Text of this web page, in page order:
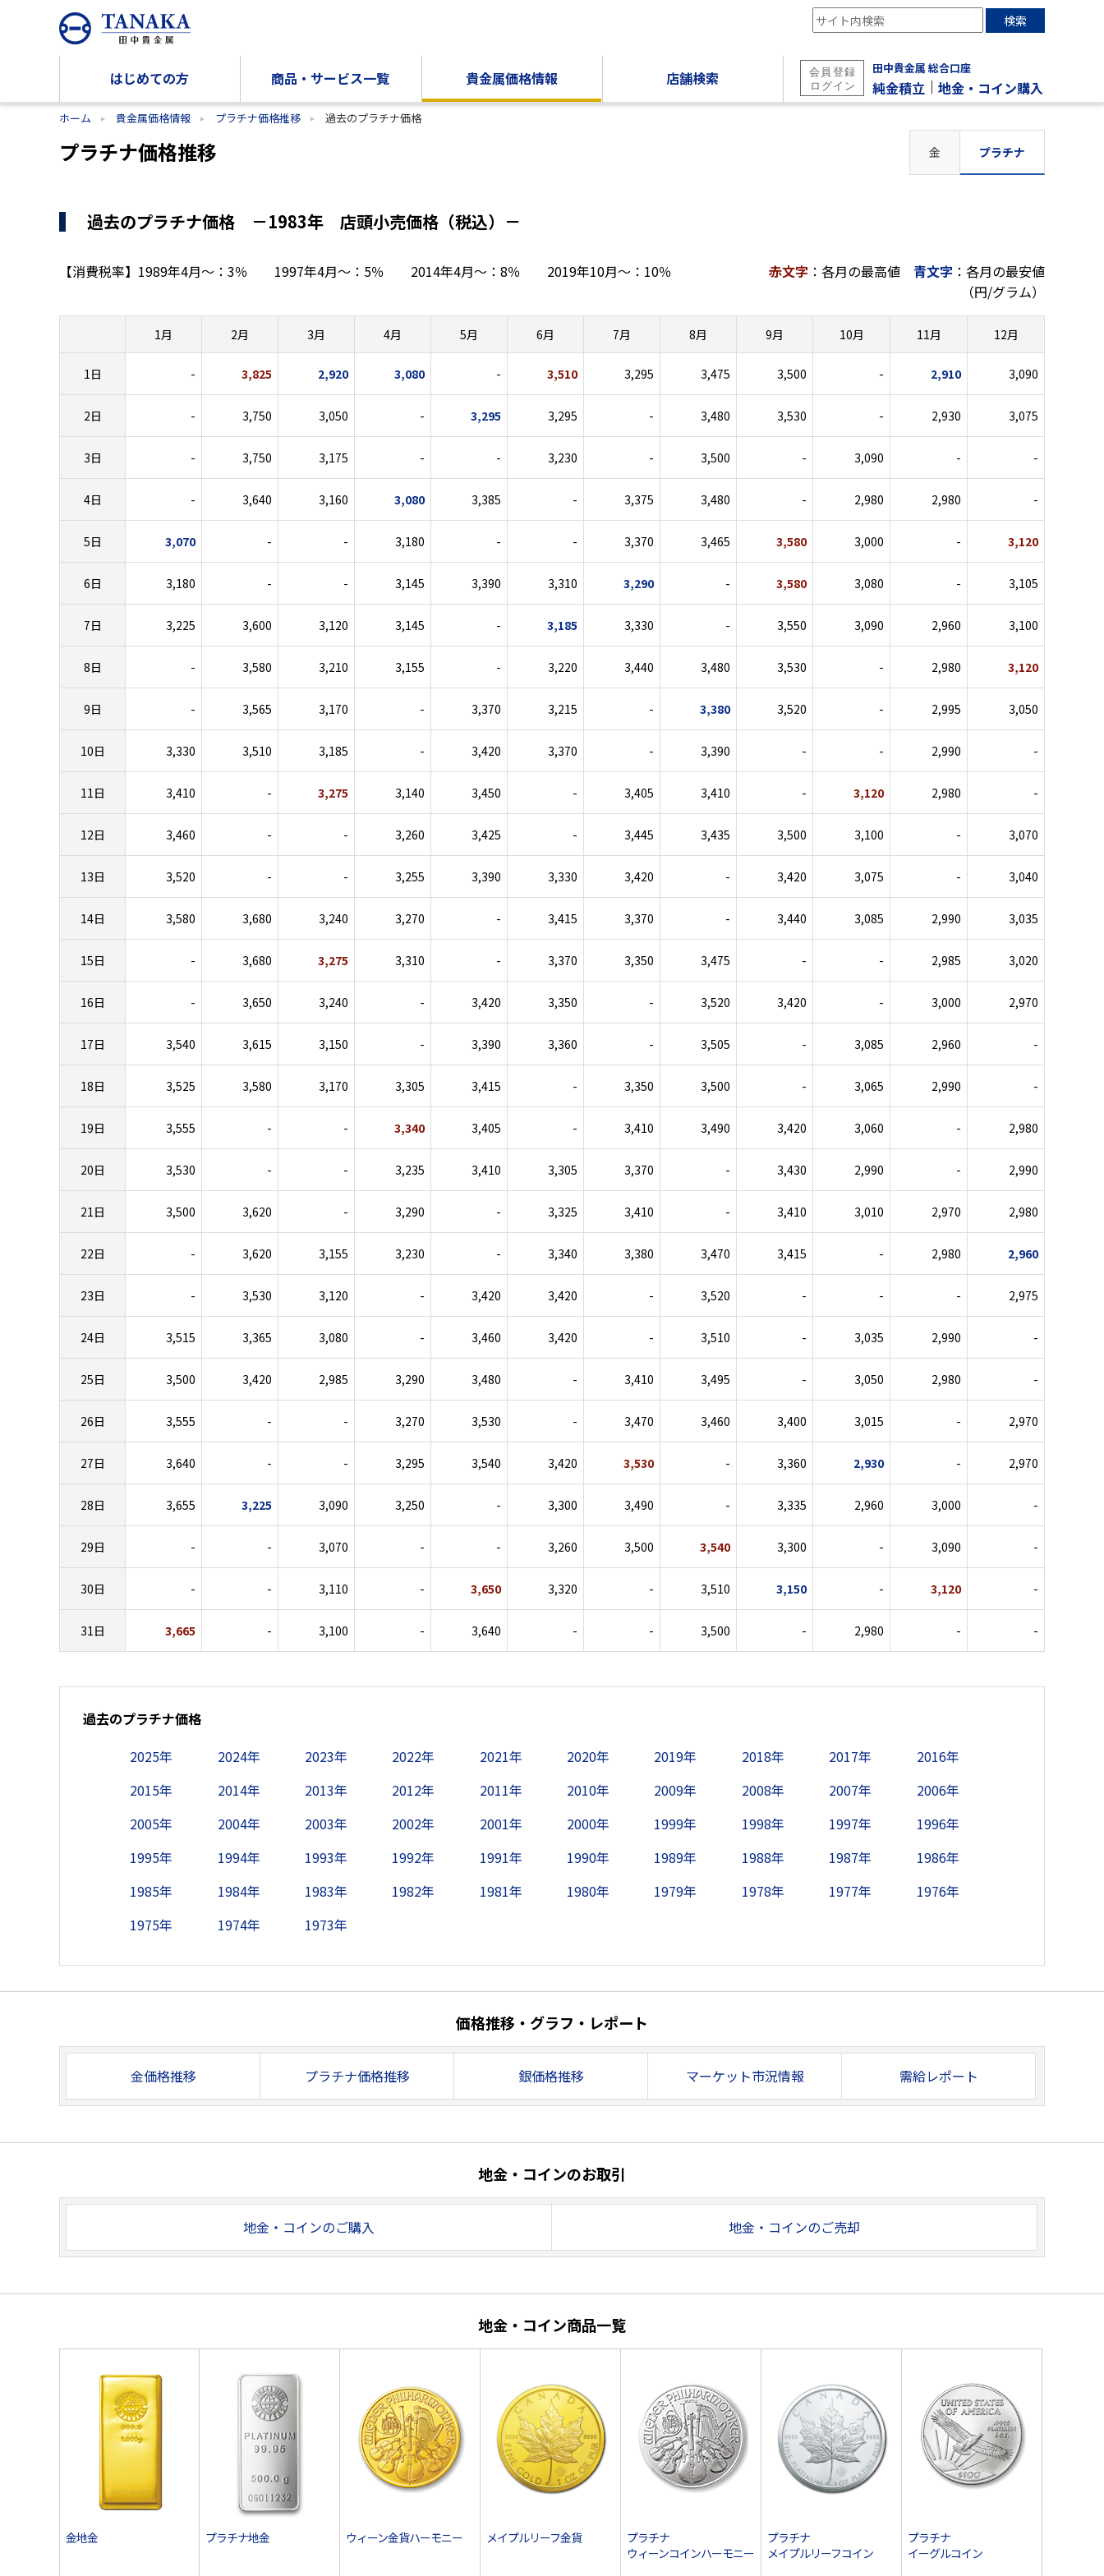
検索
はじめての方 商品・サービス一覧 貴金属価格情報 店舗検索
田中貴金属 総合口座
純金積立 ｜地金・コイン購入
ホーム 貴金属価格情報 プラチナ価格推移 過去のプラチナ価格
プラチナ価格推移 金 プラチナ
過去のプラチナ価格 －1983年 店頭小売価格（税込）－
【消費税率】 1989年4月～：3％ 1997年4月～：5％ 2014年4月～：8％ 2019年10月～：10％ 赤文字 ：各月の最高値 青文字 ：各月の最安値
（円/グラム）
1月 2月 3月 4月 5月 6月 7月 8月 9月 10月 11月 12月
1日 - 3,825 2,920 3,080 - 3,510 3,295 3,475 3,500 - 2,910 3,090
2日 - 3,750 3,050 - 3,295 3,295 - 3,480 3,530 - 2,930 3,075
3日 - 3,750 3,175 - - 3,230 - 3,500 - 3,090 - -
4日 - 3,640 3,160 3,080 3,385 - 3,375 3,480 - 2,980 2,980 -
5日 3,070 - - 3,180 - - 3,370 3,465 3,580 3,000 - 3,120
6日 3,180 - - 3,145 3,390 3,310 3,290 - 3,580 3,080 - 3,105
7日 3,225 3,600 3,120 3,145 - 3,185 3,330 - 3,550 3,090 2,960 3,100
8日 - 3,580 3,210 3,155 - 3,220 3,440 3,480 3,530 - 2,980 3,120
9日 - 3,565 3,170 - 3,370 3,215 - 3,380 3,520 - 2,995 3,050
10日 3,330 3,510 3,185 - 3,420 3,370 - 3,390 - - 2,990 -
11日 3,410 - 3,275 3,140 3,450 - 3,405 3,410 - 3,120 2,980 -
12日 3,460 - - 3,260 3,425 - 3,445 3,435 3,500 3,100 - 3,070
13日 3,520 - - 3,255 3,390 3,330 3,420 - 3,420 3,075 - 3,040
14日 3,580 3,680 3,240 3,270 - 3,415 3,370 - 3,440 3,085 2,990 3,035
15日 - 3,680 3,275 3,310 - 3,370 3,350 3,475 - - 2,985 3,020
16日 - 3,650 3,240 - 3,420 3,350 - 3,520 3,420 - 3,000 2,970
17日 3,540 3,615 3,150 - 3,390 3,360 - 3,505 - 3,085 2,960 -
18日 3,525 3,580 3,170 3,305 3,415 - 3,350 3,500 - 3,065 2,990 -
19日 3,555 - - 3,340 3,405 - 3,410 3,490 3,420 3,060 - 2,980
20日 3,530 - - 3,235 3,410 3,305 3,370 - 3,430 2,990 - 2,990
21日 3,500 3,620 - 3,290 - 3,325 3,410 - 3,410 3,010 2,970 2,980
22日 - 3,620 3,155 3,230 - 3,340 3,380 3,470 3,415 - 2,980 2,960
23日 - 3,530 3,120 - 3,420 3,420 - 3,520 - - - 2,975
24日 3,515 3,365 3,080 - 3,460 3,420 - 3,510 - 3,035 2,990 -
25日 3,500 3,420 2,985 3,290 3,480 - 3,410 3,495 - 3,050 2,980 -
26日 3,555 - - 3,270 3,530 - 3,470 3,460 3,400 3,015 - 2,970
27日 3,640 - - 3,295 3,540 3,420 3,530 - 3,360 2,930 - 2,970
28日 3,655 3,225 3,090 3,250 - 3,300 3,490 - 3,335 2,960 3,000 -
29日 - - 3,070 - - 3,260 3,500 3,540 3,300 - 3,090 -
30日 - - 3,110 - 3,650 3,320 - 3,510 3,150 - 3,120 -
31日 3,665 - 3,100 - 3,640 - - 3,500 - 2,980 - -
過去のプラチナ価格
2025年
2024年 2023年 2022年 2021年 2020年 2019年 2018年 2017年
2016年
2015年
2014年 2013年 2012年 2011年 2010年 2009年 2008年 2007年
2006年
2005年
2004年 2003年 2002年 2001年 2000年 1999年 1998年 1997年
1996年
1995年
1994年 1993年 1992年 1991年 1990年 1989年 1988年 1987年
1986年
1985年
1984年 1983年 1982年 1981年 1980年 1979年 1978年 1977年
1976年
1975年
1974年 1973年
価格推移・グラフ・レポート
金価格推移 プラチナ価格推移 銀価格推移 マーケット市況情報 需給レポート
地金・コインのお取引
地金・コインのご購入 地金・コインのご売却
地金・コイン商品一覧
金地金 プラチナ地金 ウィーン金貨ハーモニー メイプルリーフ金貨
プラチナ
ウィーンコインハーモニー
プラチナ
メイプルリーフコイン
プラチナ
イーグルコイン